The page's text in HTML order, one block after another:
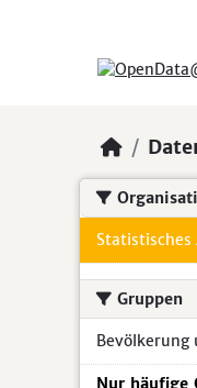
Statistisches
Gruppen
Bevölkerung
Nur häufige